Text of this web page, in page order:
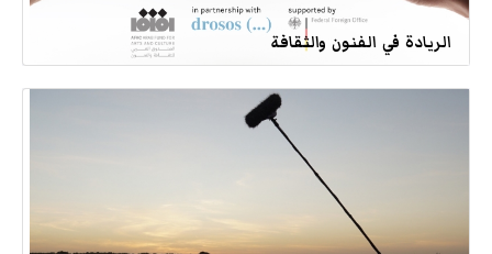
الريادة في الفنون والثقافة